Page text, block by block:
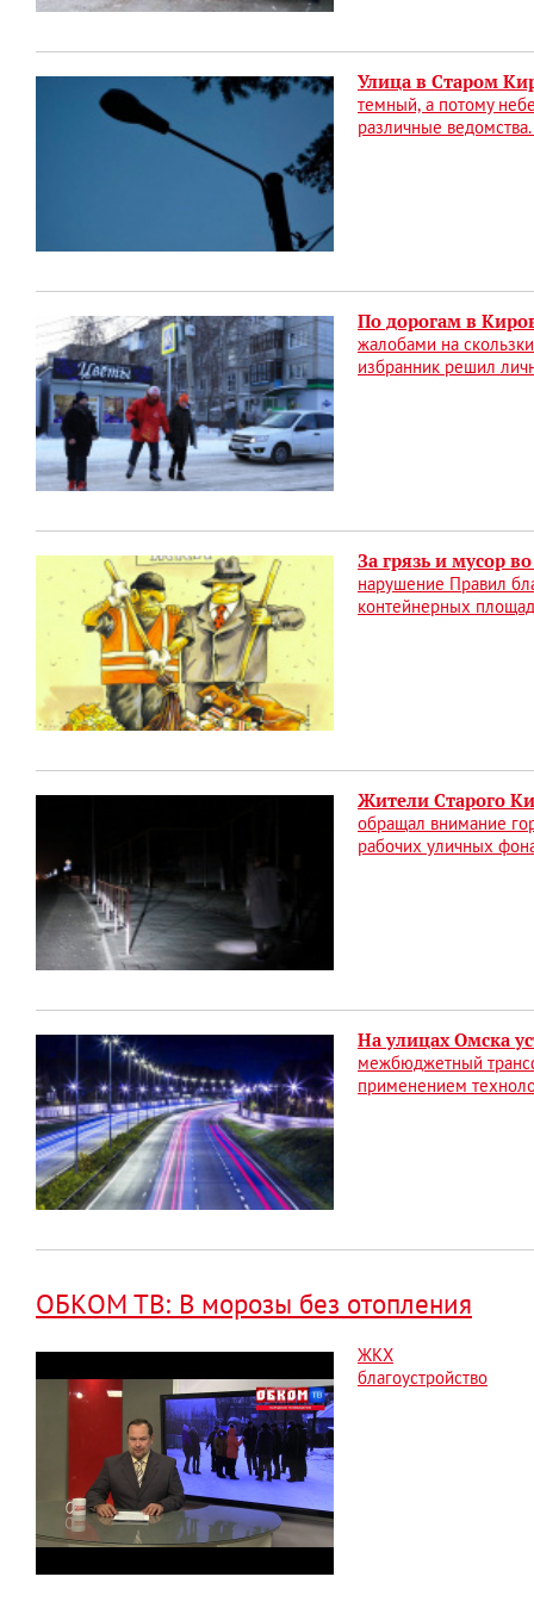
Улица в Старом
темный, а потому
различные
По дорогам в
жалобами на
избранник решил
За грязь и мусор
нарушение Правил
контейнерных
Жители Старого
обращал внимание
рабочих уличных
На улицах Омска
межбюджетный
применением
ОБКОМ ТВ: В морозы без отопления
ЖКХ
благоустройство